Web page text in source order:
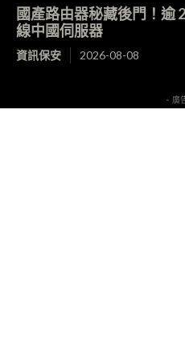
國產路由器秘藏後門！逾
線中國伺服器
資訊保安 2026-08-08
- 廣